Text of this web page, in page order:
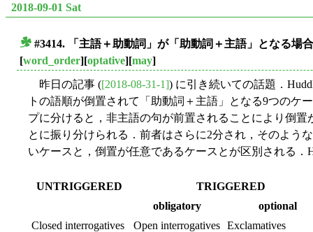
2018-09-01 Sat
#3414. 「主語＋助動詞」が「助動詞＋主語」となる場
[word_order][optative][may]
昨日の記事 ([2018-08-31-1]) に引き続いての話題．
トの語順が倒置されて「助動詞＋主語」となる9つのケ
プに分けると，非主語の句が前置されることにより倒
とに振り分けられる．前者はさらに2分され，そのよう
いケースと，倒置が任意であるケースとが区別される．
UNTRIGGERED
TRIGGERED
obligatory
optional
Closed interrogatives
Open interrogatives Exclamatives